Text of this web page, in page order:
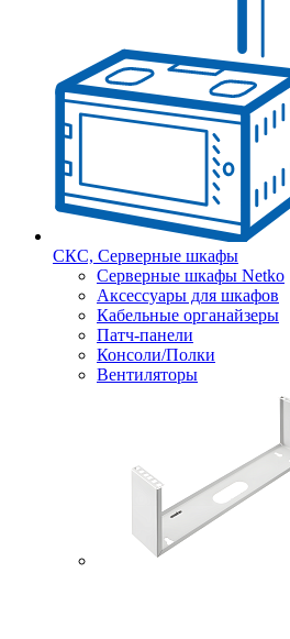
СКС, Серверные шкафы
Серверные шкафы Netko
Аксессуары для шкафов
Кабельные органайзеры
Патч-панели
Консоли/Полки
Вентиляторы